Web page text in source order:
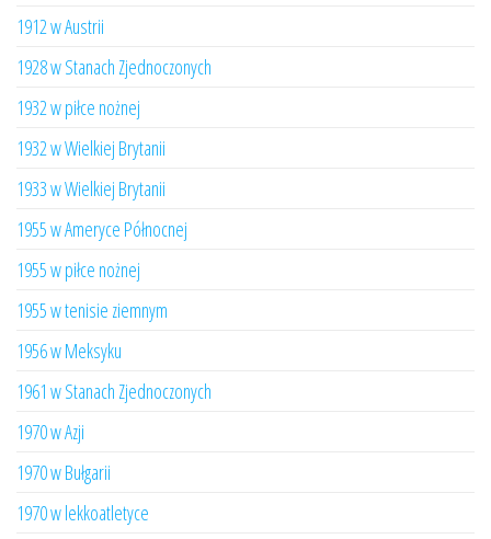
1912 w Austrii
1928 w Stanach Zjednoczonych
1932 w piłce nożnej
1932 w Wielkiej Brytanii
1933 w Wielkiej Brytanii
1955 w Ameryce Północnej
1955 w piłce nożnej
1955 w tenisie ziemnym
1956 w Meksyku
1961 w Stanach Zjednoczonych
1970 w Azji
1970 w Bułgarii
1970 w lekkoatletyce